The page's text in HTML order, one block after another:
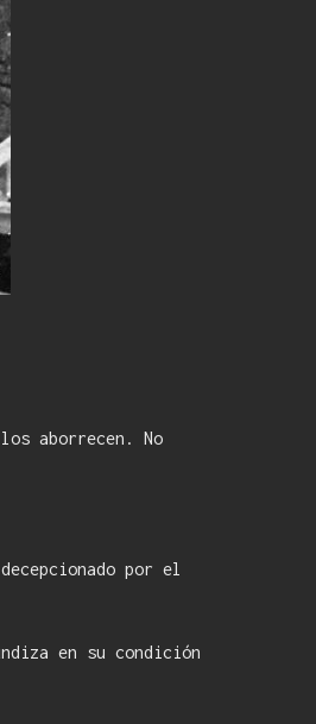
aborrecen. No
por el
en su condición